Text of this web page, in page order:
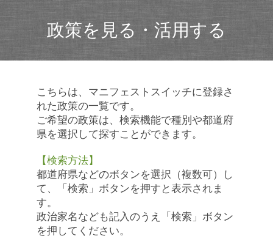
政策を見る・活用する
こちらは、マニフェストスイッチに登録さ
れた政策の一覧です。
ご希望の政策は、検索機能で種別や都道府
県を選択して探すことができます。
【検索方法】
都道府県などのボタンを選択（複数可）し
て、「検索」ボタンを押すと表示されま
す。
政治家名なども記入のうえ「検索」ボタン
を押してください。